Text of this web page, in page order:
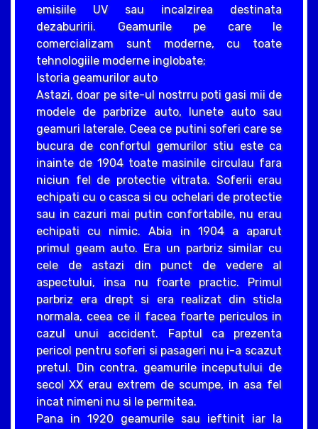
emisiile UV sau incalzirea destinata
dezaburirii. Geamurile pe care le
comercializam sunt moderne, cu toate
tehnologiile moderne inglobate;
Istoria geamurilor auto
Astazi, doar pe site-ul nostrru poti gasi mii de
modele de parbrize auto, lunete auto sau
geamuri laterale. Ceea ce putini soferi care se
bucura de confortul gemurilor stiu este ca
inainte de 1904 toate masinile circulau fara
niciun fel de protectie vitrata. Soferii erau
echipati cu o casca si cu ochelari de protectie
sau in cazuri mai putin confortabile, nu erau
echipati cu nimic. Abia in 1904 a aparut
primul geam auto. Era un parbriz similar cu
cele de astazi din punct de vedere al
aspectului, insa nu foarte practic. Primul
parbriz era drept si era realizat din sticla
normala, ceea ce il facea foarte periculos in
cazul unui accident. Faptul ca prezenta
pericol pentru soferi si pasageri nu i-a scazut
pretul. Din contra, geamurile inceputului de
secol XX erau extrem de scumpe, in asa fel
incat nimeni nu si le permitea.
Pana in 1920 geamurile sau ieftinit iar la